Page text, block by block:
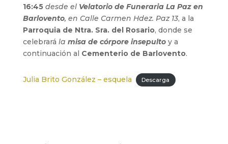
16:45 desde el Velatorio de Funeraria La Paz en
Barlovento, en Calle Carmen Hdez. Paz 13, a la
Parroquia de Ntra. Sra. del Rosario, donde se
celebrará la misa de córpore insepultoy a
continuación al Cementerio de Barlovento.
Julia Brito González – esquela Descarga